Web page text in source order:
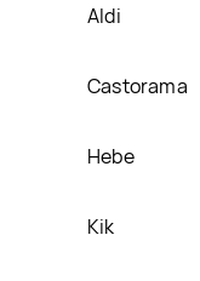
Aldi
Castorama
Hebe
Kik